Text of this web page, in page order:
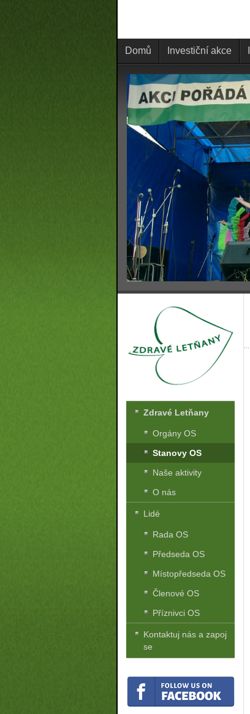
Domů Investiční akce
Zdravé Letňany
Orgány OS
Stanovy OS
Naše aktivity
O nás
Lidé
Rada OS
Předseda OS
Místopředseda OS
Členové OS
Příznivci OS
Kontaktuj nás a zapoj
se